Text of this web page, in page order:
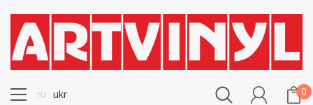
0
ru ukr